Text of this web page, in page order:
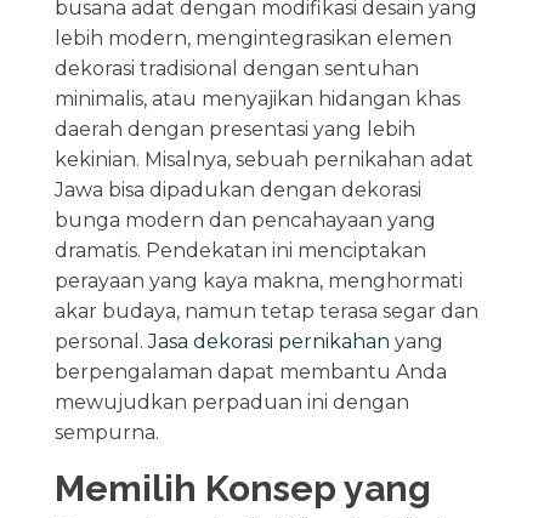
busana adat dengan modifikasi desain yang
lebih modern, mengintegrasikan elemen
dekorasi tradisional dengan sentuhan
minimalis, atau menyajikan hidangan khas
daerah dengan presentasi yang lebih
kekinian. Misalnya, sebuah pernikahan adat
Jawa bisa dipadukan dengan dekorasi
bunga modern dan pencahayaan yang
dramatis. Pendekatan ini menciptakan
perayaan yang kaya makna, menghormati
akar budaya, namun tetap terasa segar dan
personal.Jasa dekorasi pernikahan yang
berpengalaman dapat membantu Anda
mewujudkan perpaduan ini dengan
sempurna.
Memilih Konsep yang